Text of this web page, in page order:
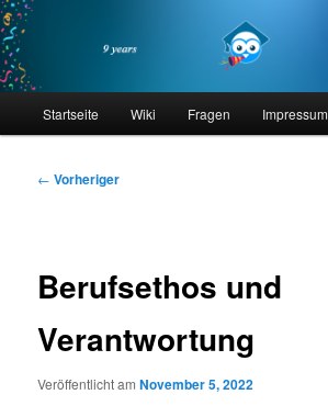
Zum
primären
Inhalt
springenphilocast
Startseite Wiki Fragen Impressum
Beitragsnavigation
← Vorheriger
Berufsethos und
Verantwortung
Veröffentlicht amNovember 5, 2022